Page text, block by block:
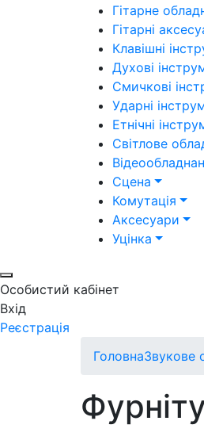
Гітарне
Гітарні
Клавішні
Духові
Смичкові
Ударні
Етнічні
Світлове
Сцена
Комутація
Аксесуари
Уцінка
Особистий кабінет
Вхід
Реєстрація
ГоловнаЗвукове